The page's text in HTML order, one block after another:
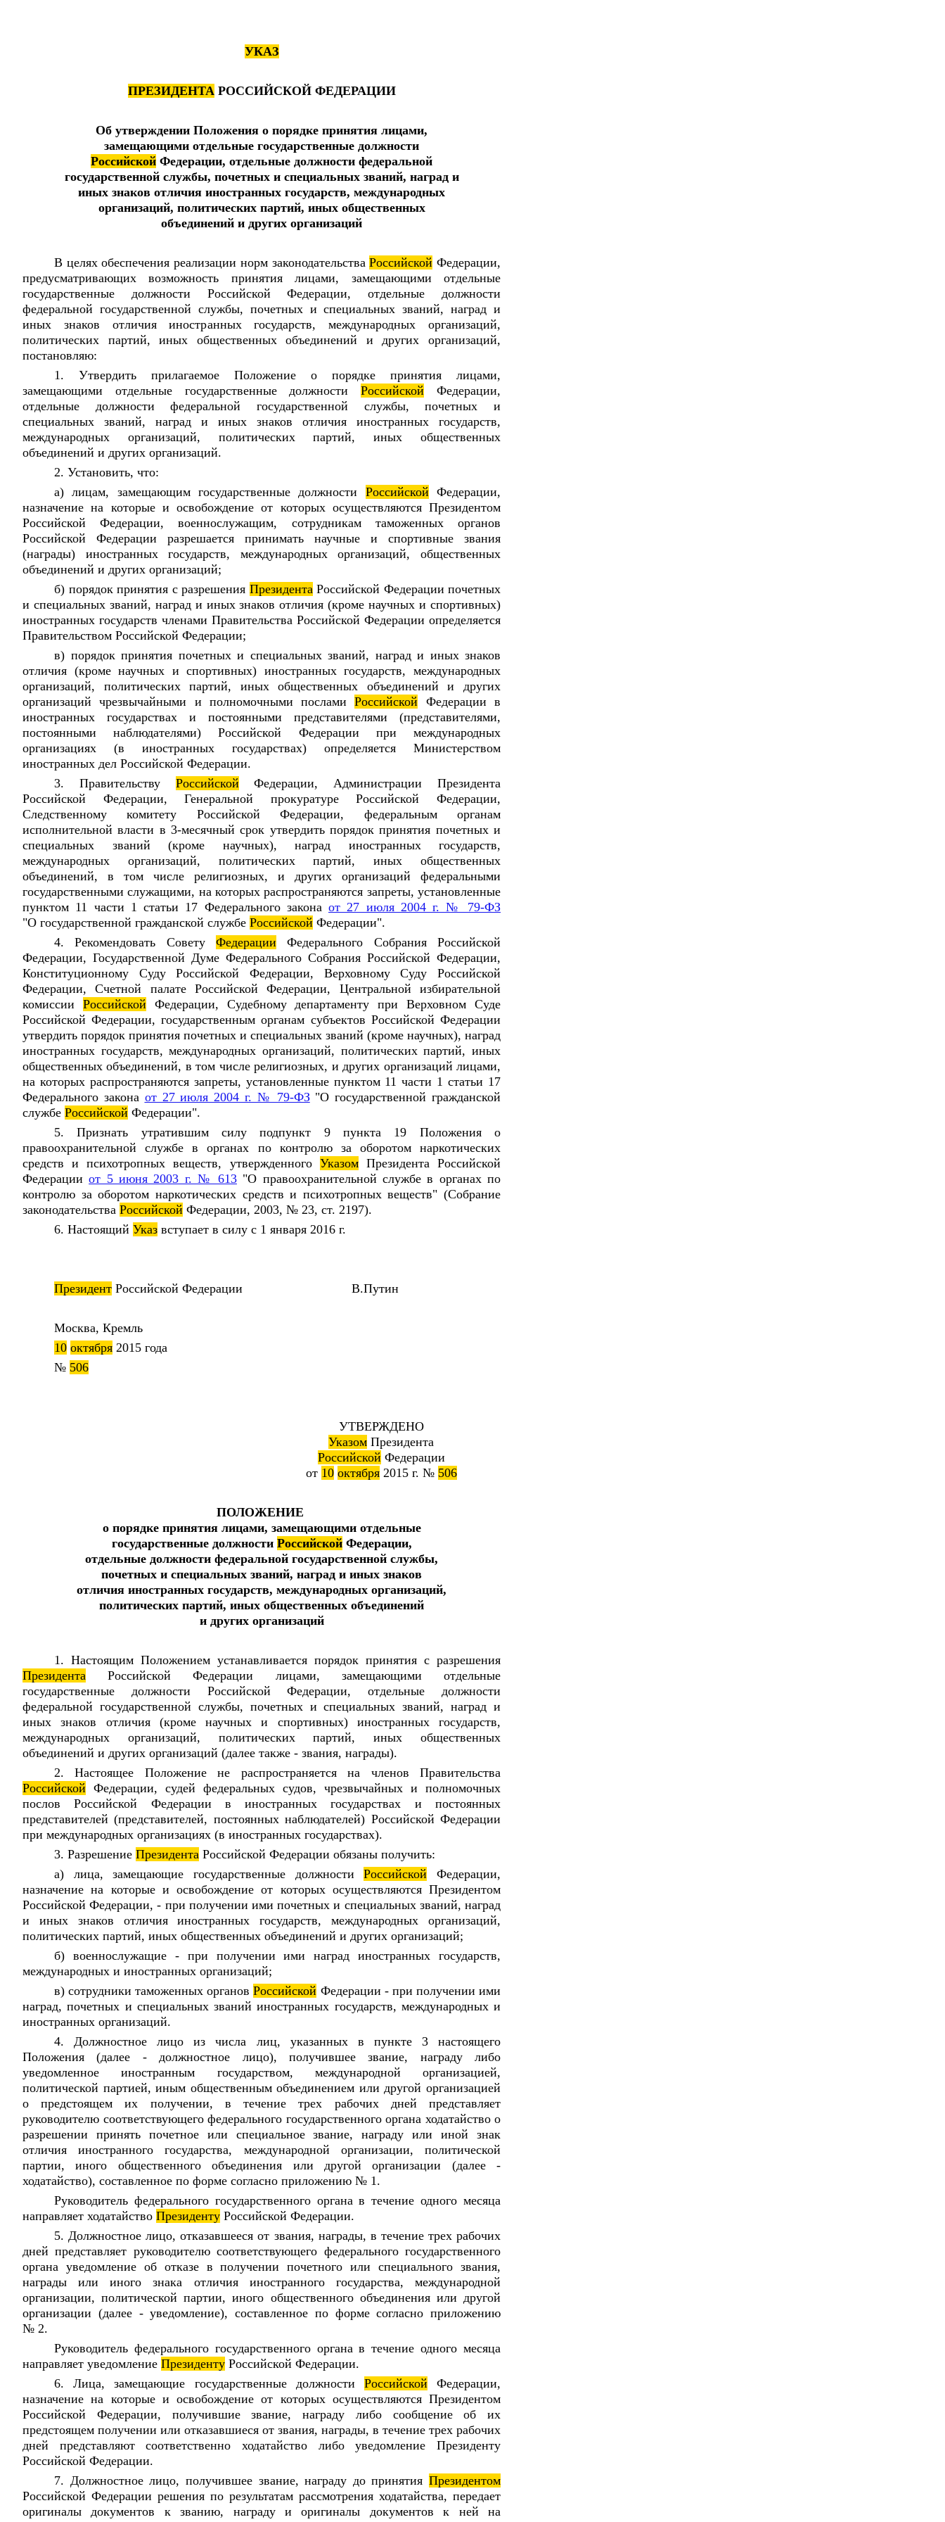
УКАЗ
ПРЕЗИДЕНТАРОССИЙСКОЙ ФЕДЕРАЦИИ
Об утверждении Положения о порядке принятия лицами,
замещающими отдельные государственные должности
Российской Федерации, отдельные должности федеральной
государственной службы, почетных и специальных званий, наград и
иных знаков отличия иностранных государств, международных
организаций, политических партий, иных общественных
объединений и других организаций
В целях обеспечения реализации норм законодательстваРоссийской Федерации,
предусматривающих возможность принятия лицами, замещающими отдельные
государственные должности Российской Федерации, отдельные должности
федеральной государственной службы, почетных и специальных званий, наград и
иных знаков отличия иностранных государств, международных организаций,
политических партий, иных общественных объединений и других организаций,
постановляю:
1. Утвердить прилагаемое Положение о порядке принятия лицами,
замещающими отдельные государственные должностиРоссийской Федерации,
отдельные должности федеральной государственной службы, почетных и
специальных званий, наград и иных знаков отличия иностранных государств,
международных организаций, политических партий, иных общественных
объединений и других организаций.
2. Установить, что:
а) лицам, замещающим государственные должности Российской Федерации,
назначение на которые и освобождение от которых осуществляются Президентом
Российской Федерации, военнослужащим, сотрудникам таможенных органов
Российской Федерации разрешается принимать научные и спортивные звания
(награды) иностранных государств, международных организаций, общественных
объединений и других организаций;
б) порядок принятия с разрешения ПрезидентаРоссийской Федерации почетных
и специальных званий, наград и иных знаков отличия (кроме научных и спортивных)
иностранных государств членами Правительства Российской Федерации определяется
Правительством Российской Федерации;
в) порядок принятия почетных и специальных званий, наград и иных знаков
отличия (кроме научных и спортивных) иностранных государств, международных
организаций, политических партий, иных общественных объединений и других
организаций чрезвычайными и полномочными посламиРоссийской Федерации в
иностранных государствах и постоянными представителями (представителями,
постоянными наблюдателями) Российской Федерации при международных
организациях (в иностранных государствах) определяется Министерством
иностранных дел Российской Федерации.
3. Правительству Российской Федерации, Администрации Президента
Российской Федерации, Генеральной прокуратуре Российской Федерации,
Следственному комитету Российской Федерации, федеральным органам
исполнительной власти в 3-месячный срок утвердить порядок принятия почетных и
специальных званий (кроме научных), наград иностранных государств,
международных организаций, политических партий, иных общественных
объединений, в том числе религиозных, и других организаций федеральными
государственными служащими, на которых распространяются запреты, установленные
пунктом 11 части 1 статьи 17 Федерального законаот 27 июля 2004 г. № 79-ФЗ
"О государственной гражданской службе Российской Федерации".
4. Рекомендовать Совету Федерации Федерального Собрания Российской
Федерации, Государственной Думе Федерального Собрания Российской Федерации,
Конституционному Суду Российской Федерации, Верховному Суду Российской
Федерации, Счетной палате Российской Федерации, Центральной избирательной
комиссии Российской Федерации, Судебному департаменту при Верховном Суде
Российской Федерации, государственным органам субъектов Российской Федерации
утвердить порядок принятия почетных и специальных званий (кроме научных), наград
иностранных государств, международных организаций, политических партий, иных
общественных объединений, в том числе религиозных, и других организаций лицами,
на которых распространяются запреты, установленные пунктом 11 части 1 статьи 17
Федерального закона от 27 июля 2004 г. № 79-ФЗ"О государственной гражданской
службе Российской Федерации".
5. Признать утратившим силу подпункт 9 пункта 19 Положения о
правоохранительной службе в органах по контролю за оборотом наркотических
средств и психотропных веществ, утвержденного УказомПрезидента Российской
Федерацииот 5 июня 2003 г. № 613"О правоохранительной службе в органах по
контролю за оборотом наркотических средств и психотропных веществ" (Собрание
законодательства Российской Федерации, 2003, № 23, ст. 2197).
6. Настоящий Указ вступает в силу с 1 января 2016 г.
Президент Российской Федерации В.Путин
Москва, Кремль
10 октября 2015 года
№ 506
УТВЕРЖДЕНО
Указом Президента
Российской Федерации
от 10 октября2015 г. № 506
ПОЛОЖЕНИЕ
о порядке принятия лицами, замещающими отдельные
государственные должности РоссийскойФедерации,
отдельные должности федеральной государственной службы,
почетных и специальных званий, наград и иных знаков
отличия иностранных государств, международных организаций,
политических партий, иных общественных объединений
и других организаций
1. Настоящим Положением устанавливается порядок принятия с разрешения
Президента Российской Федерации лицами, замещающими отдельные
государственные должности Российской Федерации, отдельные должности
федеральной государственной службы, почетных и специальных званий, наград и
иных знаков отличия (кроме научных и спортивных) иностранных государств,
международных организаций, политических партий, иных общественных
объединений и других организаций (далее также - звания, награды).
2. Настоящее Положение не распространяется на членов Правительства
Российской Федерации, судей федеральных судов, чрезвычайных и полномочных
послов Российской Федерации в иностранных государствах и постоянных
представителей (представителей, постоянных наблюдателей) Российской Федерации
при международных организациях (в иностранных государствах).
3. Разрешение Президента Российской Федерации обязаны получить:
а) лица, замещающие государственные должностиРоссийской Федерации,
назначение на которые и освобождение от которых осуществляются Президентом
Российской Федерации, - при получении ими почетных и специальных званий, наград
и иных знаков отличия иностранных государств, международных организаций,
политических партий, иных общественных объединений и других организаций;
б) военнослужащие - при получении ими наград иностранных государств,
международных и иностранных организаций;
в) сотрудники таможенных органовРоссийской Федерации - при получении ими
наград, почетных и специальных званий иностранных государств, международных и
иностранных организаций.
4. Должностное лицо из числа лиц, указанных в пункте 3 настоящего
Положения (далее - должностное лицо), получившее звание, награду либо
уведомленное иностранным государством, международной организацией,
политической партией, иным общественным объединением или другой организацией
о предстоящем их получении, в течение трех рабочих дней представляет
руководителю соответствующего федерального государственного органа ходатайство о
разрешении принять почетное или специальное звание, награду или иной знак
отличия иностранного государства, международной организации, политической
партии, иного общественного объединения или другой организации (далее -
ходатайство), составленное по форме согласно приложению № 1.
Руководитель федерального государственного органа в течение одного месяца
направляет ходатайство Президенту Российской Федерации.
5. Должностное лицо, отказавшееся от звания, награды, в течение трех рабочих
дней представляет руководителю соответствующего федерального государственного
органа уведомление об отказе в получении почетного или специального звания,
награды или иного знака отличия иностранного государства, международной
организации, политической партии, иного общественного объединения или другой
организации (далее - уведомление), составленное по форме согласно приложению
№ 2.
Руководитель федерального государственного органа в течение одного месяца
направляет уведомление Президенту Российской Федерации.
6. Лица, замещающие государственные должности Российской Федерации,
назначение на которые и освобождение от которых осуществляются Президентом
Российской Федерации, получившие звание, награду либо сообщение об их
предстоящем получении или отказавшиеся от звания, награды, в течение трех рабочих
дней представляют соответственно ходатайство либо уведомление Президенту
Российской Федерации.
7. Должностное лицо, получившее звание, награду до принятия Президентом
Российской Федерации решения по результатам рассмотрения ходатайства, передает
оригиналы документов к званию, награду и оригиналы документов к ней на